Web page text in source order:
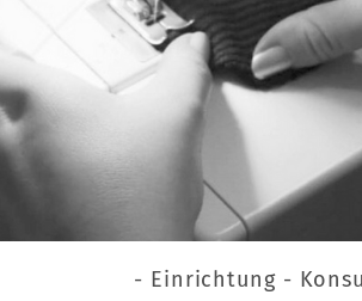
- Einrichtung -